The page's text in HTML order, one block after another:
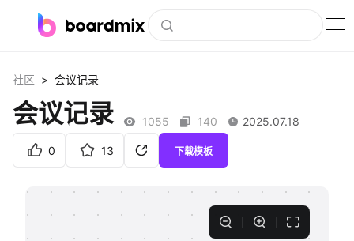
社区资源
企业服务
社区 > 会议记录
会议记录 1055 140 2025.07.18
0 13 下载模板